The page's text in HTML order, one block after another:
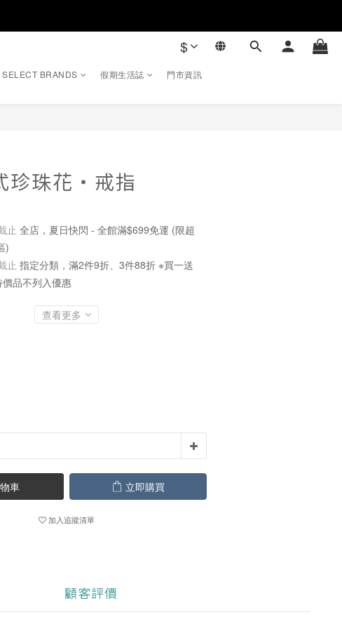
$
SELECT BRANDS 假期生活誌 門市資訊
珍珠花・戒指
止 全店，夏日快閃 - 全館滿$699免運 (限超
)
止 指定分類，滿2件9折、3件88折 ※買一送
品不列入優惠
查看更多
車 立即購買
加入追蹤清單
顧客評價